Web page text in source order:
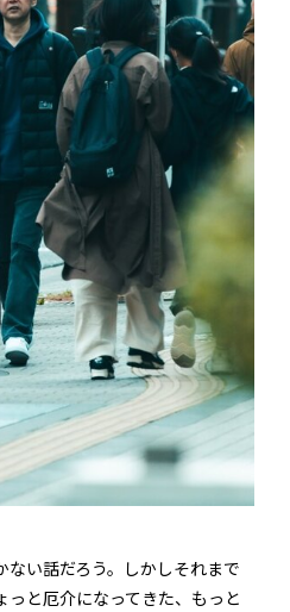
い話だろう。しかしそれまで
と厄介になってきた、もっと